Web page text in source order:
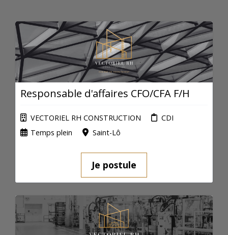
Responsable d'affaires CFO/CFA F/H
VECTORIEL RH CONSTRUCTION
CDI
Temps plein
Saint-Lô
Je postule